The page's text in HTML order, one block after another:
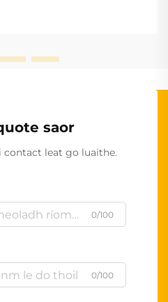
saor
contact leat go luaithe.
0/100
0/100